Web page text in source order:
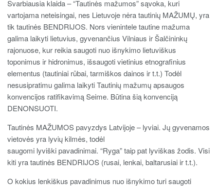
Svarbiausia klaida – “Tautinės mažumos” sąvoka, kuri
vartojama neteisingai, nes Lietuvoje nėra tautinių MAŽUMŲ, yra
tik tautinės BENDRIJOS. Nors vienintele tautine mažuma
galima laikyti lietuvius, gyvenančius Vilniaus ir Šalčininkų
rajonuose, kur reikia saugoti nuo išnykimo lietuviškus
toponimus ir hidronimus, išsaugoti vietinius etnografinius
elementus (tautiniai rūbai, tarmiškos dainos ir t.t.) Todėl
nesusipratimu galima laikyti Tautinių mažumų apsaugos
konvencijos ratifikavimą Seime. Būtina šią konvenciją
DENONSUOTI.
Tautinės MAŽUMOS pavyzdys Latvijoje – lyviai. Jų gyvenamos
vietovės yra lyvių kilmės, todėl
saugomi lyviški pavadinimai. “Ryga” taip pat lyviškas žodis. Visi
kiti yra tautinės BENDRIJOS (rusai, lenkai, baltarusiai ir t.t.).
O kokius lenkiškus pavadinimus nuo išnykimo turi saugoti